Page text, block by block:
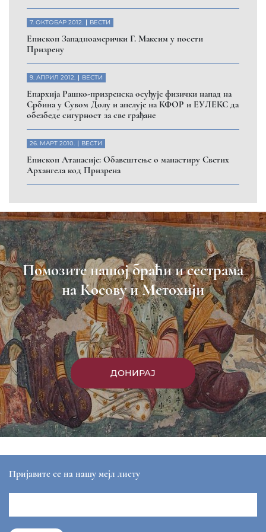
7. ОКТОБАР 2012. ВЕСТИ
Eпископ Западноамерички Г. Максим у посети
Призрену
9. АПРИЛ 2012. ВЕСТИ
Eпархија Рашко-призренска осуђује физички напад на
Србина у Сувом Долу и апелује на КФОР и ЕУЛЕКС да
обезбеде сигурност за све грађане
26. МАРТ 2010. ВЕСТИ
Eпископ Атанасије: Обавештење о манастиру Светих
Архангела код Призрена
Помозите нашој браћи и сестрама
на Косову и Метохији
ДОНИРАЈ
Пријавите се на нашу мејл листу